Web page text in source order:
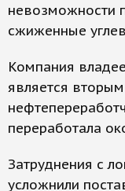
невозможности
сжиженные
Компания
является
переработала
Затруднения с
усложнили